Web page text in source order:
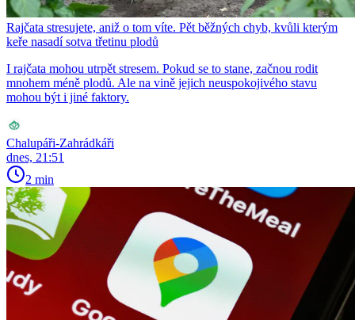
Rajčata stresujete, aniž o tom víte. Pět běžných chyb, kvůli kterým
keře nasadí sotva třetinu plodů
I rajčata mohou utrpět stresem. Pokud se to stane, začnou rodit
mnohem méně plodů. Ale na vině jejich neuspokojivého stavu
mohou být i jiné faktory.
Chalupáři-Zahrádkáři
dnes, 21:51
2 min